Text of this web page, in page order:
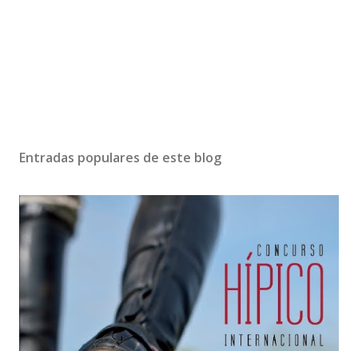
Entradas populares de este blog